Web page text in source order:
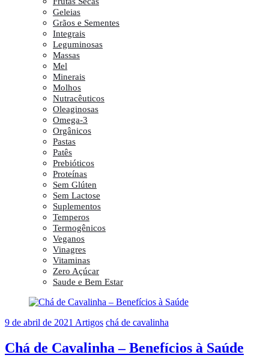
Geleias
Grãos e Sementes
Integrais
Leguminosas
Massas
Mel
Minerais
Molhos
Nutracêuticos
Oleaginosas
Omega-3
Orgânicos
Pastas
Patês
Prebióticos
Proteínas
Sem Glúten
Sem Lactose
Suplementos
Temperos
Termogênicos
Veganos
Vinagres
Vitaminas
Zero Açúcar
Saude e Bem Estar
9 de abril de 2021 Artigos chá de cavalinha
Chá de Cavalinha – Benefícios à Saúde